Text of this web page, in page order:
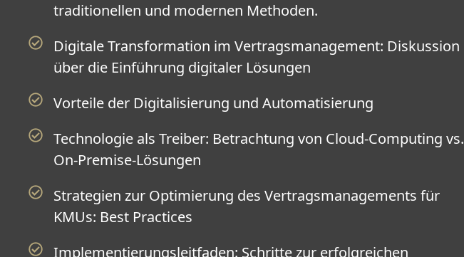
traditionellen und modernen Methoden.
Digitale Transformation im Vertragsmanagement: Diskussion
über die Einführung digitaler Lösungen
Vorteile der Digitalisierung und Automatisierung
Technologie als Treiber: Betrachtung von Cloud-Computing vs.
On-Premise-Lösungen
Strategien zur Optimierung des Vertragsmanagements für
KMUs: Best Practices
Implementierungsleitfaden: Schritte zur erfolgreichen